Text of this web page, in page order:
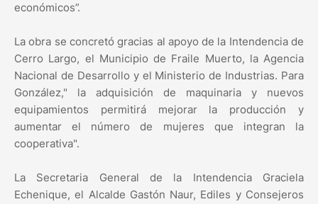
económicos”.
La obra se concretó gracias al apoyo de la Intendencia de
Cerro Largo, el Municipio de Fraile Muerto, la Agencia
Nacional de Desarrollo y el Ministerio de Industrias. Para
González," la adquisición de maquinaria y nuevos
equipamientos permitirá mejorar la producción y
aumentar el número de mujeres que integran la
cooperativa".
La Secretaria General de la Intendencia Graciela
Echenique, el Alcalde Gastón Naur, Ediles y Consejeros